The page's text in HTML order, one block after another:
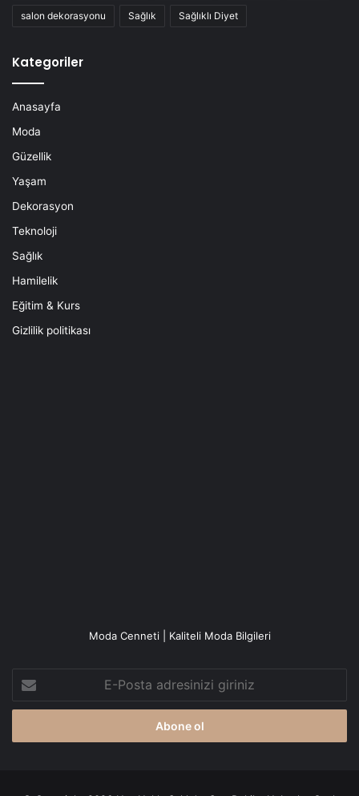
salon dekorasyonu Sağlık Sağlıklı Diyet
Kategoriler
Anasayfa
Moda
Güzellik
Yaşam
Dekorasyon
Teknoloji
Sağlık
Hamilelik
Eğitim & Kurs
Gizlilik politikası
Moda Cenneti | Kaliteli Moda Bilgileri
Posta
adresinizi